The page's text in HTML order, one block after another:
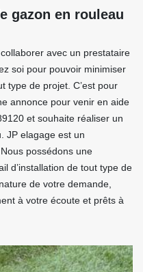
gazon en rouleau
avec un prestataire
soi pour pouvoir minimiser
type de projet. C’est pour
annonce pour venir en aide
et souhaite réaliser un
JP elagage est un
possédons une
d’installation de tout type de
de votre demande,
à votre écoute et prêts à